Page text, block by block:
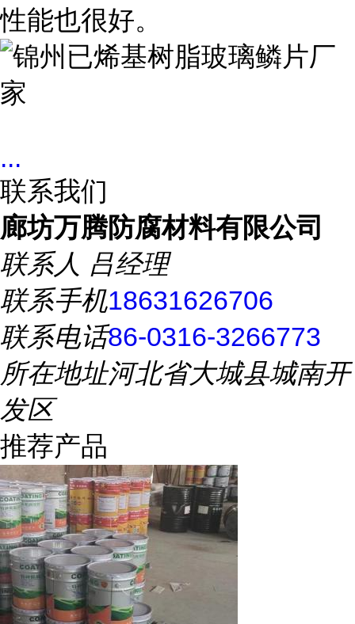
性能也很好。
...
联系我们
廊坊万腾防腐材料有限公司
联系人 吕经理
联系手机18631626706
联系电话86-0316-3266773
所在地址河北省大城县城南开
发区
推荐产品